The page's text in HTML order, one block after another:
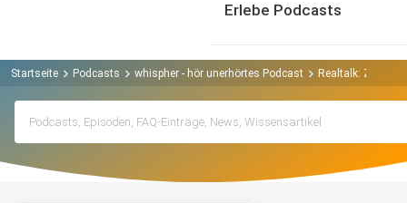
Erlebe Podcasts
Startseite Podcasts whispher - hör unerhörtes Podcast Realtalk: